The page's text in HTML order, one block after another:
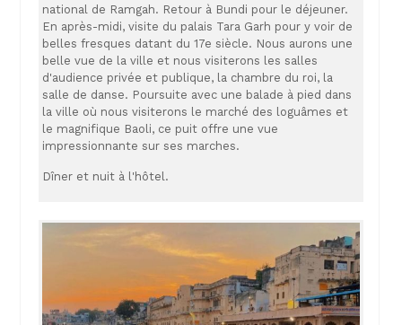
national de Ramgah. Retour à Bundi pour le déjeuner.
En après-midi, visite du palais Tara Garh pour y voir de
belles fresques datant du 17e siècle. Nous aurons une
belle vue de la ville et nous visiterons les salles
d'audience privée et publique, la chambre du roi, la
salle de danse. Poursuite avec une balade à pied dans
la ville où nous visiterons le marché des loguâmes et
le magnifique Baoli, ce puit offre une vue
impressionnante sur ses marches.
Dîner et nuit à l'hôtel.